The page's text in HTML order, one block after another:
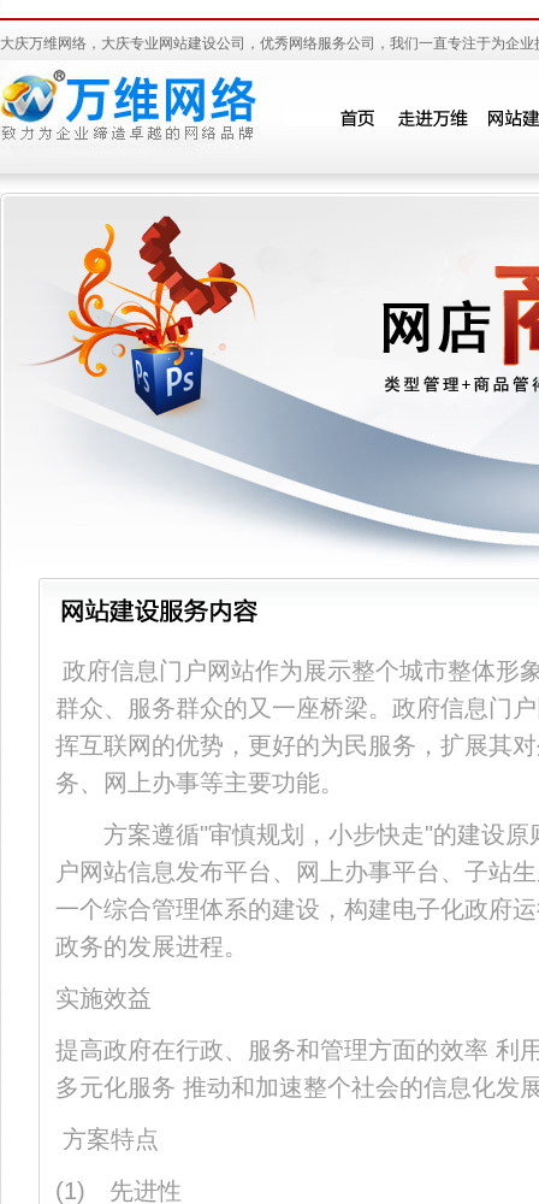
大庆万维网络，大庆专业网站建设公司，优秀网络服务公司，我们一直专注于为企
政府信息门户网站作为展示整个城市整体形
群众、服务群众的又一座桥梁。政府信息门
挥互联网的优势，更好的为民服务，扩展其
务、网上办事等主要功能。
方案遵循"审慎规划，小步快走"的建设原
户网站信息发布平台、网上办事平台、子站
一个综合管理体系的建设，构建电子化政府
政务的发展进程。
实施效益
提高政府在行政、服务和管理方面的效率 利
多元化服务 推动和加速整个社会的信息化发
方案特点
(1) 先进性